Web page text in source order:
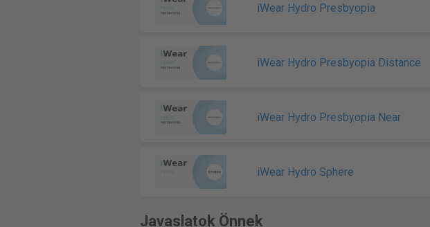
iWear Hydro Presbyopia
iWear Hydro Presbyopia Distance
iWear Hydro Presbyopia Near
iWear Hydro Sphere
Javaslatok Önnek